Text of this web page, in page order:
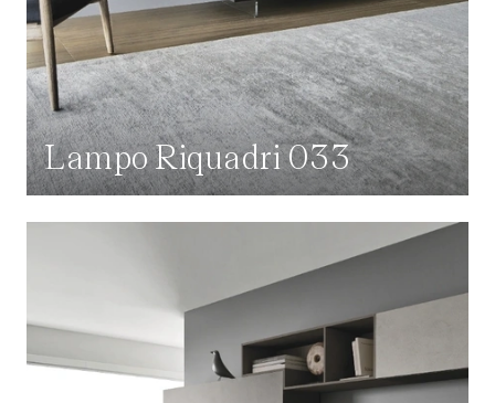
Lampo Riquadri 033